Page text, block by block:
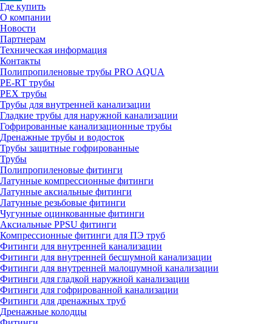
Где купить
О компании
Новости
Партнерам
Техническая информация
Контакты
Полипропиленовые трубы PRO AQUA
PE-RT трубы
PEX трубы
Трубы для внутренней канализации
Гладкие трубы для наружной канализации
Гофрированные канализационные трубы
Дренажные трубы и водосток
Трубы защитные гофрированные
Трубы
Полипропиленовые фитинги
Латунные компрессионные фитинги
Латунные аксиальные фитинги
Латунные резьбовые фитинги
Чугунные оцинкованные фитинги
Аксиальные PPSU фитинги
Компрессионные фитинги для ПЭ труб
Фитинги для внутренней канализации
Фитинги для внутренней бесшумной канализации
Фитинги для внутренней малошумной канализации
Фитинги для гладкой наружной канализации
Фитинги для гофрированной канализации
Фитинги для дренажных труб
Дренажные колодцы